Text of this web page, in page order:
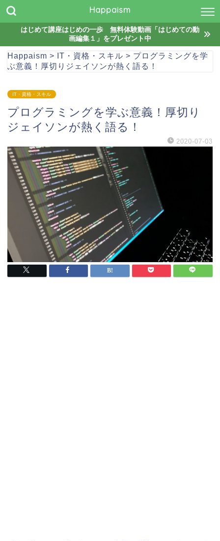
Happaism
はじめて講座はじめの一歩 無料体験動画「はじめての動
画編集１」をプレゼント中
Happaism > IT・資格・スキル > プログラミングを学
ぶ意義！厚切りジェイソンが熱く語る！
IT・資格・スキル
プログラミングを学ぶ意義！厚切り
ジェイソンが熱く語る！
2020-07-03